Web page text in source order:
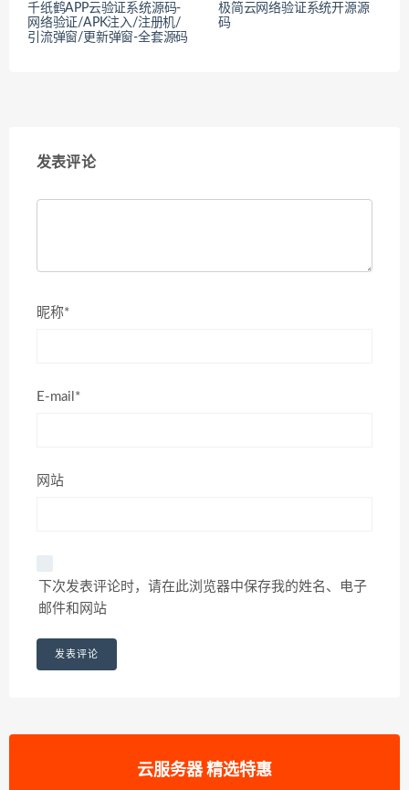
千纸鹤APP云验证系统源码-
网络验证/APK注入/注册机/
引流弹窗/更新弹窗-全套源码
极简云网络验证系统开源源
码
发表评论
昵称*
E-mail*
网站
下次发表评论时，请在此浏览器中保存我的姓名、电子
邮件和网站
云服务器 精选特惠